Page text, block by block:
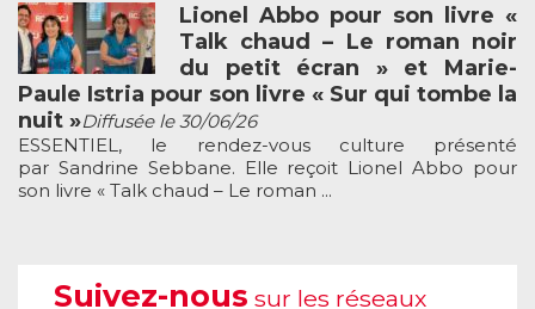
Lionel Abbo pour son livre «
Talk chaud – Le roman noir
du petit écran » et Marie-
Paule Istria pour son livre « Sur qui tombe la
nuit »Diffusée le 30/06/26
ESSENTIEL, le rendez-vous culture présenté
par Sandrine Sebbane. Elle reçoit Lionel Abbo pour
son livre « Talk chaud – Le roman ...
Suivez-nous sur les réseaux